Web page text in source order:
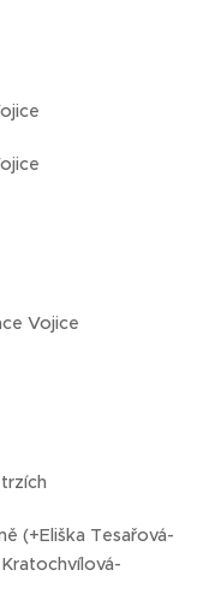
Vojice
(+Eliška Tesařová-